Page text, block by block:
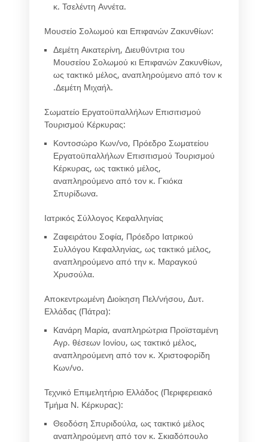
κ. Τσελέντη Αννέτα.
Μουσείο Σολωμού και Επιφανών Ζακυνθίων:
Δεμέτη Αικατερίνη, Διευθύντρια του
Μουσείου Σολωμού κι Επιφανών Ζακυνθίων,
ως τακτικό μέλος, αναπληρούμενο από τον κ
.Δεμέτη Μιχαήλ.
Σωματείο Εργατοϋπαλλήλων Επισιτισμού
Τουρισμού Κέρκυρας:
Κοντοσώρο Κων/νο, Πρόεδρο Σωματείου
Εργατοϋπαλλήλων Επισιτισμού Τουρισμού
Κέρκυρας, ως τακτικό μέλος,
αναπληρούμενο από τον κ. Γκιόκα
Σπυρίδωνα.
Ιατρικός Σύλλογος Κεφαλληνίας
Ζαφειράτου Σοφία, Πρόεδρο Ιατρικού
Συλλόγου Κεφαλληνίας, ως τακτικό μέλος,
αναπληρούμενο από την κ. Μαραγκού
Χρυσούλα.
Αποκεντρωμένη Διοίκηση Πελ/νήσου, Δυτ.
Ελλάδας (Πάτρα):
Κανάρη Μαρία, αναπληρώτρια Προϊσταμένη
Αγρ. θέσεων Ιονίου, ως τακτικό μέλος,
αναπληρούμενη από τον κ. Χριστοφορίδη
Κων/νο.
Τεχνικό Επιμελητήριο Ελλάδος (Περιφερειακό
Τμήμα Ν. Κέρκυρας):
Θεοδόση Σπυριδούλα, ως τακτικό μέλος
αναπληρούμενη από τον κ. Σκιαδόπουλο